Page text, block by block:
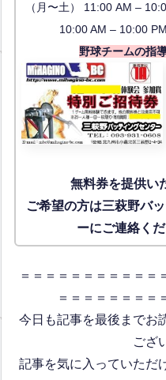
（月〜土） 11:00 AM –
10:00 AM – 10:00
野球チームの指
無料券を提供い
ご希望の方は三萩野バ
ーにご連絡くだ
＝＝＝＝＝＝＝＝＝＝＝
＝＝＝＝＝＝＝＝
今日も記事を最後までお
ござ
記事を気に入っていただ